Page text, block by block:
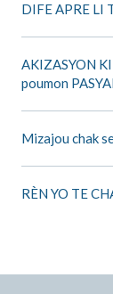
DIFE APRE LI
AKIZASYON
poumon
Mizajou chak
RÈN YO TE